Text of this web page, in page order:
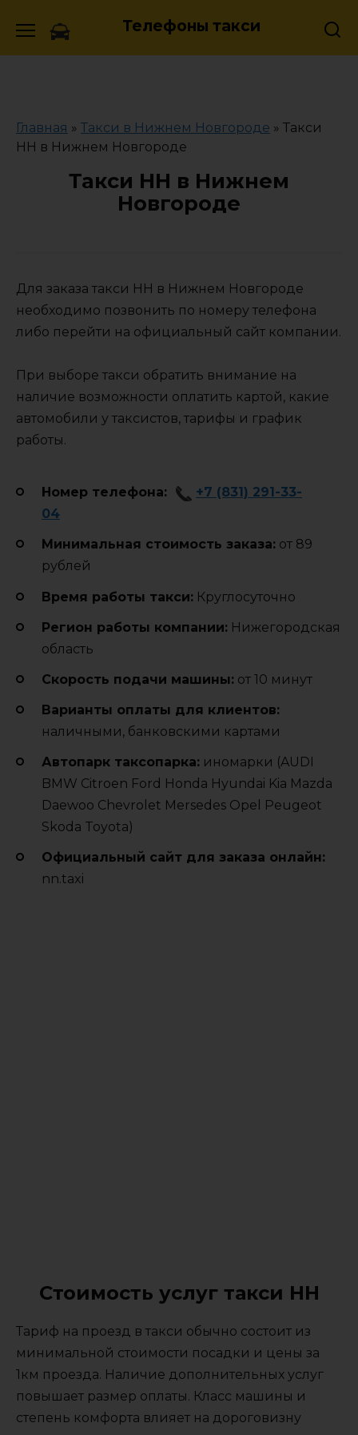
Телефоны такси
Главная » Такси в Нижнем Новгороде » Такси
НН в Нижнем Новгороде
Такси НН в Нижнем
Новгороде
Для заказа такси НН в Нижнем Новгороде
необходимо позвонить по номеру телефона
либо перейти на официальный сайт компании.
При выборе такси обратить внимание на
наличие возможности оплатить картой, какие
автомобили у таксистов, тарифы и график
работы.
Номер телефона:
+7 (831) 291-33-
04
Минимальная стоимость заказа: от 89
рублей
Время работы такси: Круглосуточно
Регион работы компании: Нижегородская
область
Cкорость подачи машины: от 10 минут
Варианты оплаты для клиентов:
наличными, банковскими картами
Автопарк таксопарка: иномарки (AUDI
BMW Citroen Ford Honda Hyundai Kia Mazda
Daewoo Chevrolet Mersedes Opel Peugeot
Skoda Toyota)
Официальный сайт для заказа онлайн:
nn.taxi
Стоимость услуг такси НН
Тариф на проезд в такси обычно состоит из
минимальной стоимости посадки и цены за
1км проезда. Наличие дополнительных услуг
повышает размер оплаты. Класс машины и
степень комфорта влияет на дороговизну